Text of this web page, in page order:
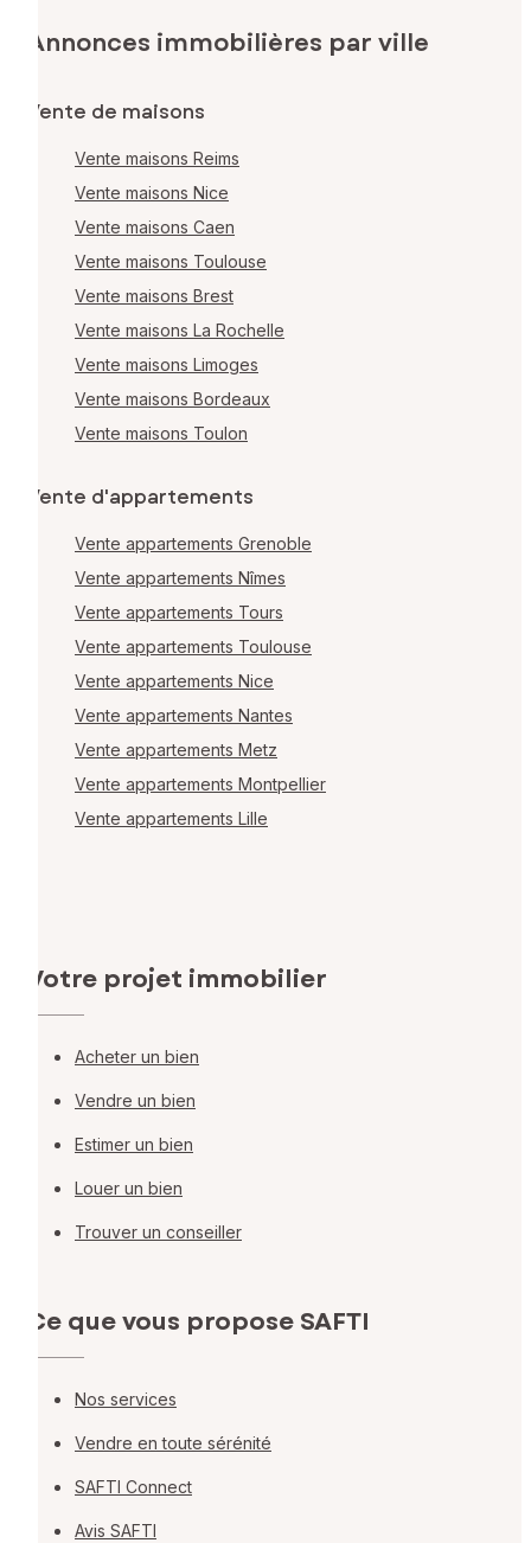
Annonces immobilières par ville
Vente de maisons
Vente maisons Reims
Vente maisons Nice
Vente maisons Caen
Vente maisons Toulouse
Vente maisons Brest
Vente maisons La Rochelle
Vente maisons Limoges
Vente maisons Bordeaux
Vente maisons Toulon
Vente d'appartements
Vente appartements Grenoble
Vente appartements Nîmes
Vente appartements Tours
Vente appartements Toulouse
Vente appartements Nice
Vente appartements Nantes
Vente appartements Metz
Vente appartements Montpellier
Vente appartements Lille
Votre projet immobilier
Acheter un bien
Vendre un bien
Estimer un bien
Louer un bien
Trouver un conseiller
Ce que vous propose SAFTI
Nos services
Vendre en toute sérénité
SAFTI Connect
Avis SAFTI